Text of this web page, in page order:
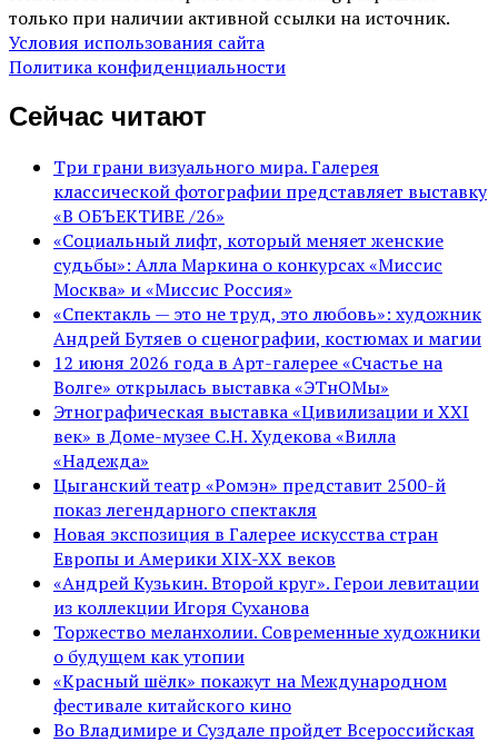
только при наличии активной ссылки на источник.
Условия использования сайта
Политика конфиденциальности
Сейчас читают
Три грани визуального мира. Галерея
классической фотографии представляет выставку
«В ОБЪЕКТИВЕ /26»
«Социальный лифт, который меняет женские
судьбы»: Алла Маркина о конкурсах «Миссис
Москва» и «Миссис Россия»
«Спектакль — это не труд, это любовь»: художник
Андрей Бутяев о сценографии, костюмах и магии
12 июня 2026 года в Арт-галерее «Счастье на
Волге» открылась выставка «ЭТнОМы»
Этнографическая выставка «Цивилизации и ХХI
век» в Доме-музее С.Н. Худекова «Вилла
«Надежда»
Цыганский театр «Ромэн» представит 2500-й
показ легендарного спектакля
Новая экспозиция в Галерее искусства стран
Европы и Америки XIX-XX веков
«Андрей Кузькин. Второй круг». Герои левитации
из коллекции Игоря Суханова
Торжество меланхолии. Современные художники
о будущем как утопии
«Красный шёлк» покажут на Международном
фестивале китайского кино
Во Владимире и Суздале пройдет Всероссийская